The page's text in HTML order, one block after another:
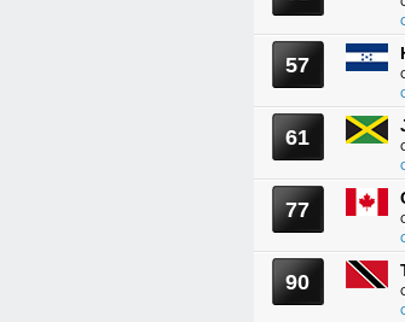
57
61
77
90